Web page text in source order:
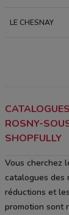
LE CHESNAY
ROSNY-
SHOPFULLY
Vous cherchez
catalogues des
réductions et
promotion sont